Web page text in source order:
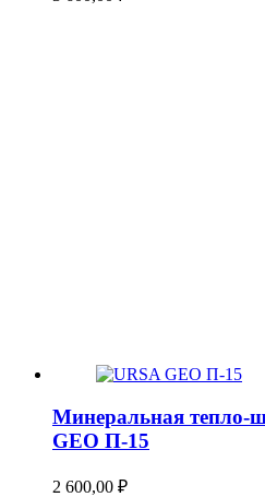
Минеральная тепло-
GEO П-15
2 600,00 ₽